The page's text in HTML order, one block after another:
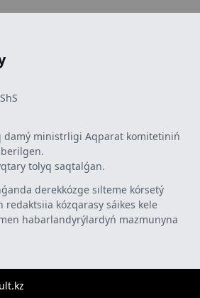
damý ministrligi Aqparat komitetiniń
berilgen.
tolyq saqtalǵan.
derekkózge silteme kórsetý
kózqarasy sáikes kele
habarlandyrýlardyń mazmunyna